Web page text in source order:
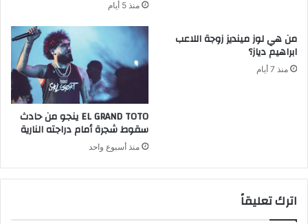
منذ 5 أيام
من هي لوز مينديز زوجة اللاعب
ابراهيم دياز؟
منذ 7 أيام
EL GRAND TOTO ينجو من حادث
سقوط شجرة أمام دراجته النارية
منذ أسبوع واحد
اترك تعليقاً